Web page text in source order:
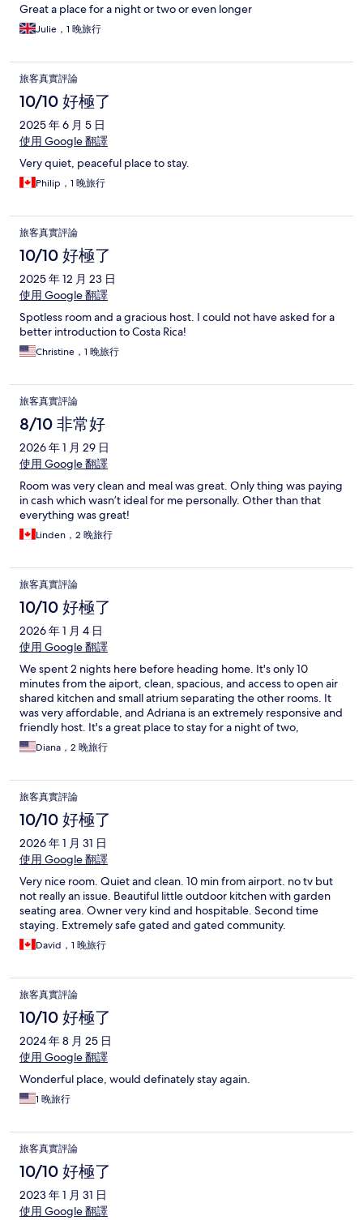
Great a place for a night or two or even longer
Julie，1 晚旅行
旅客真實評論
10/10 好極了
2025 年 6 月 5 日
使用 Google 翻譯
Very quiet, peaceful place to stay.
Philip，1 晚旅行
旅客真實評論
10/10 好極了
2025 年 12 月 23 日
使用 Google 翻譯
Spotless room and a gracious host. I could not have asked for a
better introduction to Costa Rica!
Christine，1 晚旅行
旅客真實評論
8/10 非常好
2026 年 1 月 29 日
使用 Google 翻譯
Room was very clean and meal was great. Only thing was paying
in cash which wasn’t ideal for me personally. Other than that
everything was great!
Linden，2 晚旅行
旅客真實評論
10/10 好極了
2026 年 1 月 4 日
使用 Google 翻譯
We spent 2 nights here before heading home. It's only 10
minutes from the aiport, clean, spacious, and access to open air
shared kitchen and small atrium separating the other rooms. It
was very affordable, and Adriana is an extremely responsive and
friendly host. It's a great place to stay for a night of two,
especially if you're trip is winding down and you don't want to
spend $200 or more at one of airport hotels nearby.
Diana，2 晚旅行
旅客真實評論
10/10 好極了
2026 年 1 月 31 日
使用 Google 翻譯
Very nice room. Quiet and clean. 10 min from airport. no tv but
not really an issue. Beautiful little outdoor kitchen with garden
seating area. Owner very kind and hospitable. Second time
staying. Extremely safe gated and gated community.
David，1 晚旅行
旅客真實評論
10/10 好極了
2024 年 8 月 25 日
使用 Google 翻譯
Wonderful place, would definately stay again.
1 晚旅行
旅客真實評論
10/10 好極了
2023 年 1 月 31 日
使用 Google 翻譯